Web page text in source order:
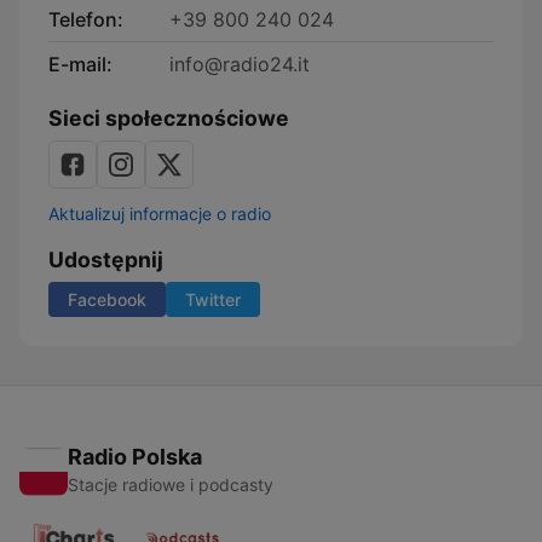
Telefon:
+39 800 240 024
E-mail:
info@radio24.it
Sieci społecznościowe
Aktualizuj informacje o radio
Udostępnij
Facebook Twitter
Radio Polska
Stacje radiowe i podcasty